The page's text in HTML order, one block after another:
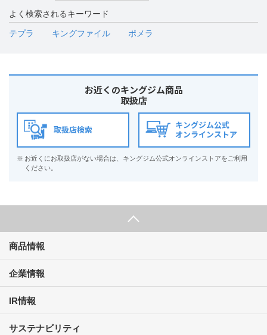
よく検索されるキーワード
テプラ キングファイル ポメラ
お近くのキングジム商品
取扱店
取扱店検索
キングジム公式
オンラインストア
※ お近くにお取扱店がない場合は、キングジム公式オンラインストアをご利用
ください。
商品情報
企業情報
IR情報
サステナビリティ